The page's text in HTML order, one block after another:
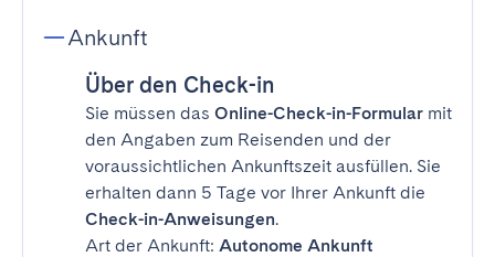
Ankunft
Über den Check-in
Sie müssen das Online-Check-in-Formular mit
den Angaben zum Reisenden und der
voraussichtlichen Ankunftszeit ausfüllen. Sie
erhalten dann 5 Tage vor Ihrer Ankunft die
Check-in-Anweisungen.
Art der Ankunft: Autonome Ankunft